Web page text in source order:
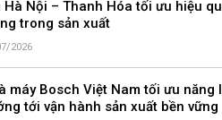
Hà Nội – Thanh Hóa tối ưu hiệu
trong sản xuất
2026
máy Bosch Việt Nam tối ưu năng
tới vận hành sản xuất bền vững